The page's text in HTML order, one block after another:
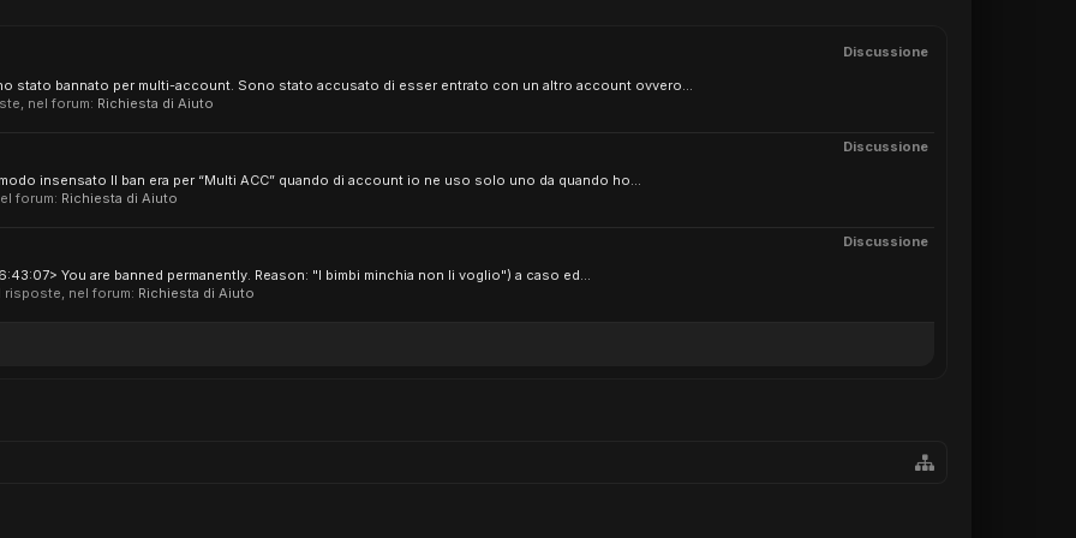
Discussione
stato bannato per multi-account. Sono stato accusato di esser entrato con un altro account ovvero...
nel forum: Richiesta di Aiuto
Discussione
insensato Il ban era per “Multi ACC” quando di account io ne uso solo uno da quando ho...
forum: Richiesta di Aiuto
Discussione
You are banned permanently. Reason: "I bimbi minchia non li voglio") a caso ed...
risposte, nel forum: Richiesta di Aiuto